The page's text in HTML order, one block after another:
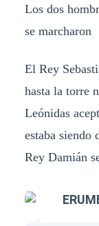
Los dos
se marcharon
El Rey
hasta la torre
Leónidas
estaba siendo
Rey Damián